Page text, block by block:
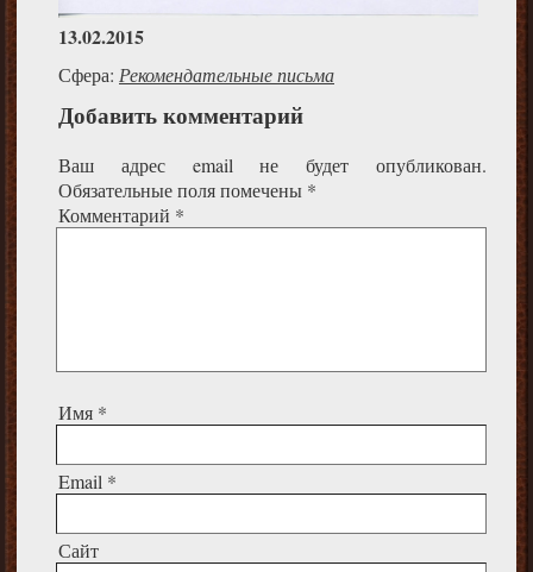
13.02.2015
Сфера: Рекомендательные письма
Добавить комментарий
Ваш адрес email не будет опубликован.
Обязательные поля помечены *
Комментарий *
Имя *
Email *
Сайт